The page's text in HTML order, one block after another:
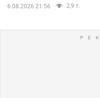
6.08.2026 21:56 2,9 т.